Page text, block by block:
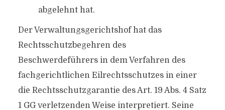
abgelehnt hat.
Der Verwaltungsgerichtshof hat das
Rechtsschutzbegehren des
Beschwerdeführers in dem Verfahren des
fachgerichtlichen Eilrechtsschutzes in einer
die Rechtsschutzgarantie des Art. 19 Abs. 4 Satz
1 GG verletzenden Weise interpretiert. Seine